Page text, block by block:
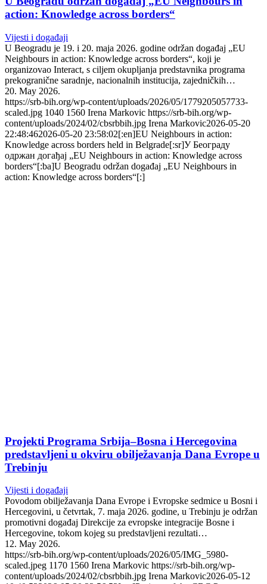
action: Knowledge across borders“
Vijesti i događaji
U Beogradu je 19. i 20. maja 2026. godine održan događaj „EU
Neighbours in action: Knowledge across borders“, koji je
organizovao Interact, s ciljem okupljanja predstavnika programa
prekogranične saradnje, nacionalnih institucija, zajedničkih…
20. May 2026.
https://srb-bih.org/wp-content/uploads/2026/05/1779205057733-
scaled.jpg 1040 1560 Irena Markovic https://srb-bih.org/wp-
content/uploads/2024/02/cbsrbbih.jpg Irena Markovic2026-05-20
22:48:462026-05-20 23:58:02[:en]EU Neighbours in action:
Knowledge across borders held in Belgrade[:sr]У Београду
одржан догађај „EU Neighbours in action: Knowledge across
borders“[:ba]U Beogradu održan događaj „EU Neighbours in
action: Knowledge across borders“[:]
Projekti Programa Srbija–Bosna i Hercegovina
predstavljeni u okviru obilježavanja Dana Evrope u
Trebinju
Vijesti i događaji
Povodom obilježavanja Dana Evrope i Evropske sedmice u Bosni i
Hercegovini, u četvrtak, 7. maja 2026. godine, u Trebinju je održan
promotivni događaj Direkcije za evropske integracije Bosne i
Hercegovine, tokom kojeg su predstavljeni rezultati…
12. May 2026.
https://srb-bih.org/wp-content/uploads/2026/05/IMG_5980-
scaled.jpeg 1170 1560 Irena Markovic https://srb-bih.org/wp-
content/uploads/2024/02/cbsrbbih.jpg Irena Markovic2026-05-12